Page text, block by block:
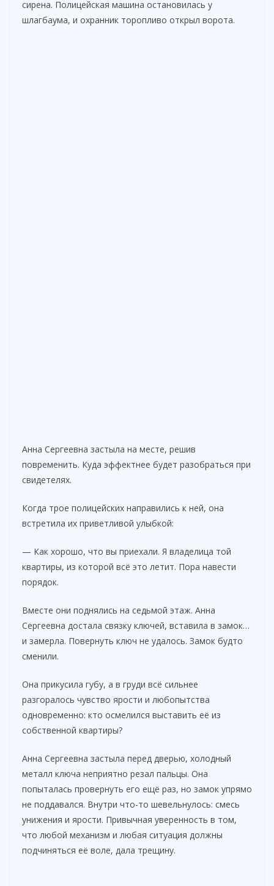
сирена. Полицейская машина остановилась у
шлагбаума, и охранник торопливо открыл ворота.
Анна Сергеевна застыла на месте, решив
повременить. Куда эффектнее будет разобраться при
свидетелях.
Когда трое полицейских направились к ней, она
встретила их приветливой улыбкой:
— Как хорошо, что вы приехали. Я владелица той
квартиры, из которой всё это летит. Пора навести
порядок.
Вместе они поднялись на седьмой этаж. Анна
Сергеевна достала связку ключей, вставила в замок…
и замерла. Повернуть ключ не удалось. Замок будто
сменили.
Она прикусила губу, а в груди всё сильнее
разгоралось чувство ярости и любопытства
одновременно: кто осмелился выставить её из
собственной квартиры?
Анна Сергеевна застыла перед дверью, холодный
металл ключа неприятно резал пальцы. Она
попыталась провернуть его ещё раз, но замок упрямо
не поддавался. Внутри что-то шевельнулось: смесь
унижения и ярости. Привычная уверенность в том,
что любой механизм и любая ситуация должны
подчиняться её воле, дала трещину.